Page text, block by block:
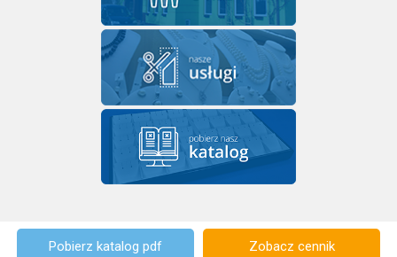
Pobierz katalog pdf Zobacz cennik